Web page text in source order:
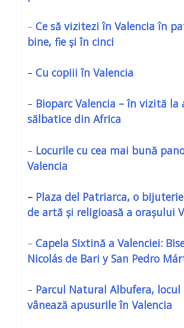
– Ce să vizitezi în Valencia în
bine, fie și în cinci
– Cu copiii în Valencia
– Bioparc Valencia – în vizită la
sălbatice din Africa
– Locurile cu cea mai bună
Valencia
– Plaza del Patriarca, o
de artă și religioasă a orașului
– Capela Sixtină a Valenciei:
Nicolás de Bari y San Pedro
– Parcul Natural Albufera, locul
vânează apusurile în Valencia